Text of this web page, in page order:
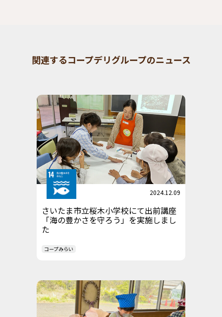
関連するコープデリグループのニュース
2024.12.09
さいたま市立桜木小学校にて出前講座
「海の豊かさを守ろう」を実施しまし
た
コープみらい